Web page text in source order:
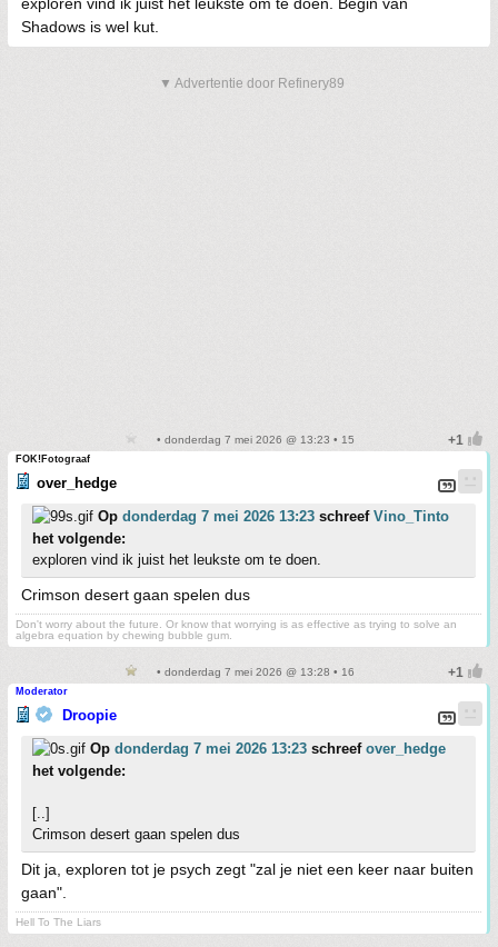
Shadows is wel kut.
▼ Advertentie door Refinery89
• donderdag 7 mei 2026 @ 13:23 • 15
FOK!Fotograaf
over_hedge
Op donderdag 7 mei 2026 13:23 schreef Vino_Tinto
het volgende:
exploren vind ik juist het leukste om te doen.
Crimson desert gaan spelen dus
Don't worry about the future. Or know that worrying is as effective as trying to solve an
algebra equation by chewing bubble gum.
• donderdag 7 mei 2026 @ 13:28 • 16
Moderator
Droopie
Op donderdag 7 mei 2026 13:23 schreef over_hedge
het volgende:
[..]
Crimson desert gaan spelen dus
Dit ja, exploren tot je psych zegt "zal je niet een keer naar buiten
gaan".
Hell To The Liars